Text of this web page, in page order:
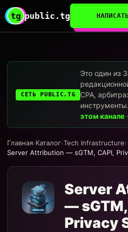
tg public.tg НАПИСАТЬ
СЕТЬ PUBLIC.TG
Это один из
CPA,
этом канале
Главная›Каталог›Tech Infrastructure›
Server Attribution — sGTM, CAPI,
Server
— sGTM,
Privacy